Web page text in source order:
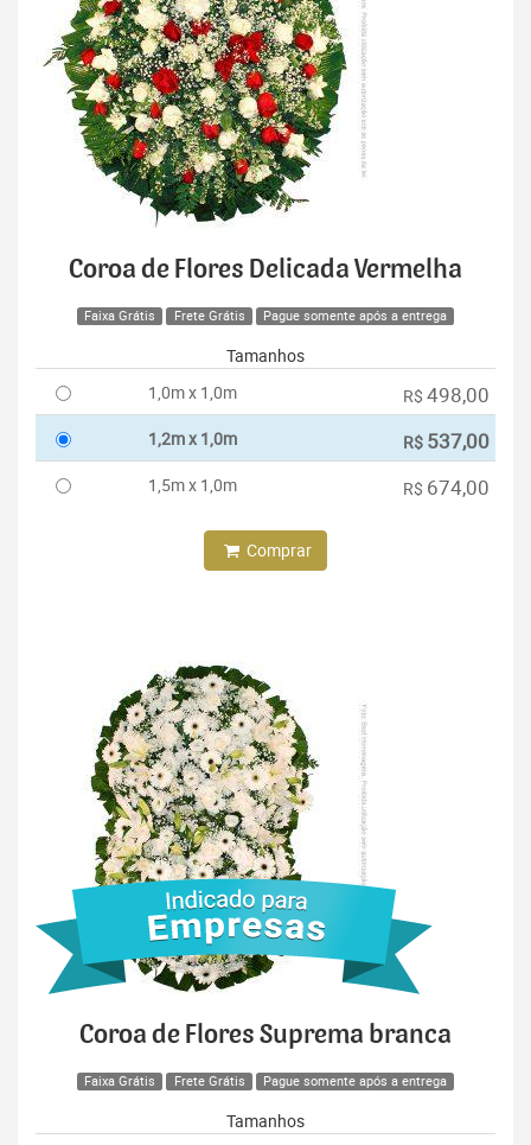
Coroa de Flores Delicada Vermelha
Faixa Grátis Frete Grátis Pague somente após a entrega
Tamanhos
1,0m x 1,0m
R$ 498,00
1,2m x 1,0m R$ 537,00
1,5m x 1,0m R$ 674,00
Comprar
Coroa de Flores Suprema branca
Faixa Grátis Frete Grátis Pague somente após a entrega
Tamanhos